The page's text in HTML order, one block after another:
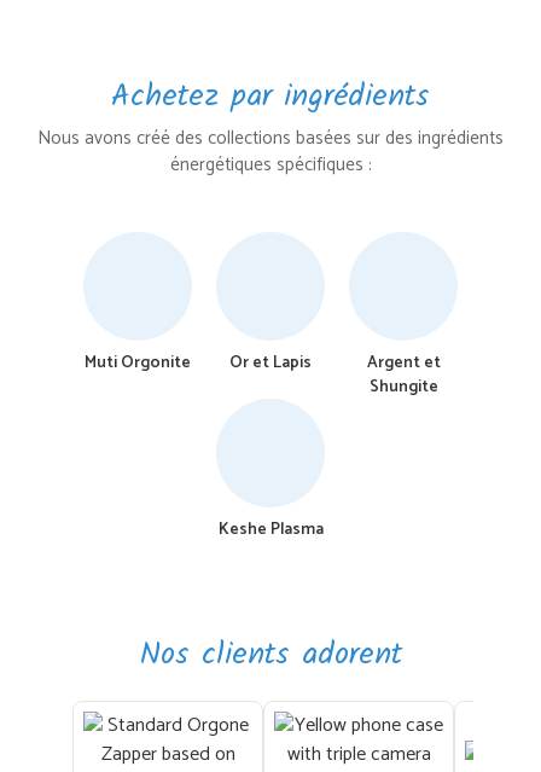
Achetez par ingrédients
Nous avons créé des collections basées sur des ingrédients
énergétiques spécifiques :
Muti Orgonite Or et Lapis
Argent et
Shungite
Keshe Plasma
Nos clients adorent